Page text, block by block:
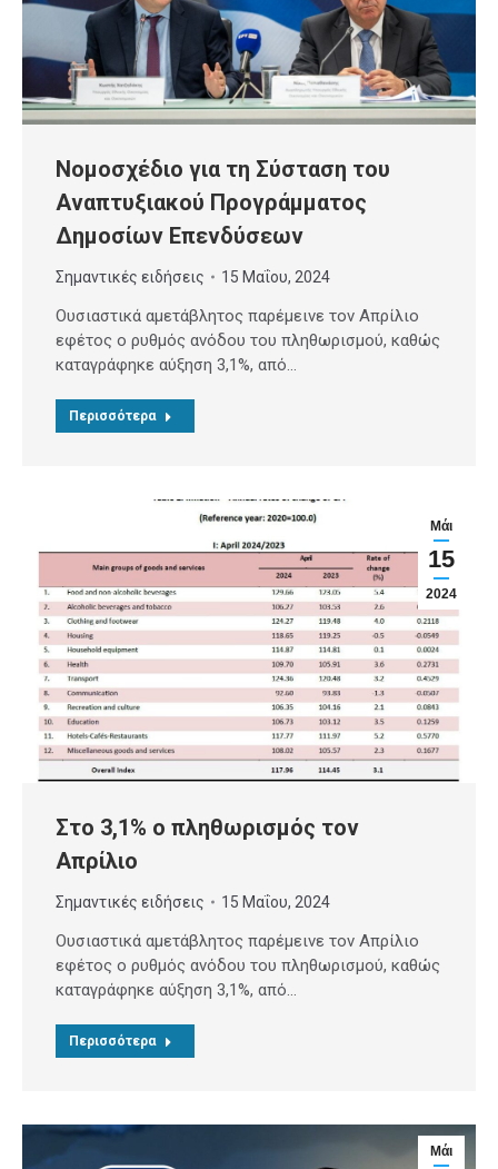
Νομοσχέδιο για τη Σύσταση του
Αναπτυξιακού Προγράμματος
Δημοσίων Επενδύσεων
Σημαντικές ειδήσεις 15 Μαΐου, 2024
Ουσιαστικά αμετάβλητος παρέμεινε τον Απρίλιο
εφέτος ο ρυθμός ανόδου του πληθωρισμού, καθώς
καταγράφηκε αύξηση 3,1%, από…
Περισσότερα
Μάι
15
2024
Στο 3,1% ο πληθωρισμός τον
Απρίλιο
Σημαντικές ειδήσεις 15 Μαΐου, 2024
Ουσιαστικά αμετάβλητος παρέμεινε τον Απρίλιο
εφέτος ο ρυθμός ανόδου του πληθωρισμού, καθώς
καταγράφηκε αύξηση 3,1%, από…
Περισσότερα
Μάι